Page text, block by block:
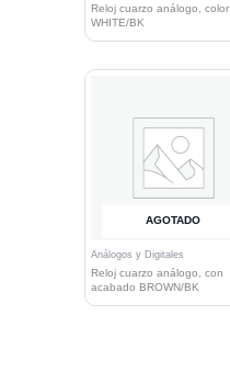
Reloj cuarzo análogo, color
WHITE/BK
AGOTADO
Análogos y Digitales
Reloj cuarzo análogo, con
acabado BROWN/BK